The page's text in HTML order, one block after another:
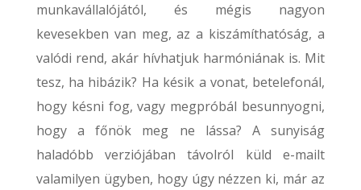
munkavállalójától, és mégis nagyon
kevesekben van meg, az a kiszámíthatóság, a
valódi rend, akár hívhatjuk harmóniának is. Mit
tesz, ha hibázik? Ha késik a vonat, betelefonál,
hogy késni fog, vagy megpróbál besunnyogni,
hogy a főnök meg ne lássa? A sunyiság
haladóbb verziójában távolról küld e-mailt
valamilyen ügyben, hogy úgy nézzen ki, már az